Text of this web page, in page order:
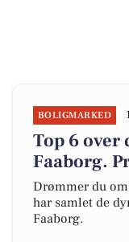
BOLIGMARKED
Top 6 over
Faaborg.
Drømmer du
har samlet de
Faaborg.